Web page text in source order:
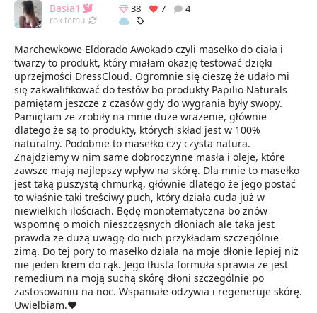
Basia1
rok temu Odświeżony 27.11.2025 14:44
38 7 4
Marchewkowe Eldorado Awokado czyli masełko do ciała i
twarzy to produkt, który miałam okazję testować dzięki
uprzejmości DressCloud. Ogromnie się cieszę że udało mi
się zakwalifikować do testów bo produkty Papilio Naturals
pamiętam jeszcze z czasów gdy do wygrania były swopy.
Pamiętam że zrobiły na mnie duże wrażenie, głównie
dlatego że są to produkty, których skład jest w 100%
naturalny. Podobnie to masełko czy czysta natura.
Znajdziemy w nim same dobroczynne masła i oleje, które
zawsze mają najlepszy wpływ na skórę. Dla mnie to masełko
jest taką puszystą chmurką, głównie dlatego że jego postać
to właśnie taki treściwy puch, który działa cuda już w
niewielkich ilościach. Będę monotematyczna bo znów
wspomnę o moich nieszczęsnych dłoniach ale taka jest
prawda że dużą uwagę do nich przykładam szczególnie
zimą. Do tej pory to masełko działa na moje dłonie lepiej niż
nie jeden krem do rąk. Jego tłusta formuła sprawia że jest
remedium na moją suchą skórę dłoni szczególnie po
zastosowaniu na noc. Wspaniałe odżywia i regeneruje skórę.
Uwielbiam.♥️